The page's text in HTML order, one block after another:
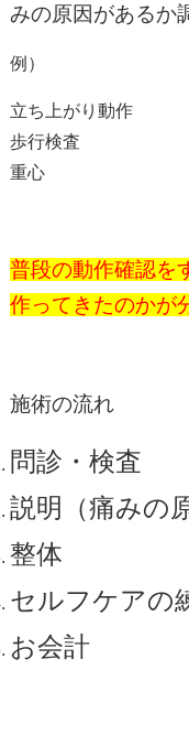
みの原因があるか
例）
立ち上がり動作
歩行検査
重心
普段の動作確認を
作ってきたのかが
施術の流れ
問診・検査
説明（痛みの
整体
セルフケアの
お会計